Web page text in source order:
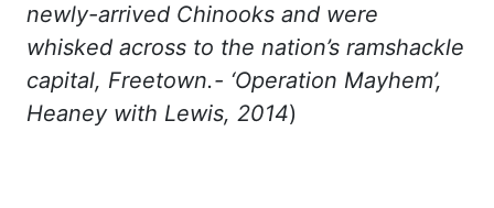
newly-arrived Chinooks and were
whisked across to the nation’s ramshackle
capital, Freetown.- ‘Operation Mayhem’,
Heaney with Lewis, 2014)